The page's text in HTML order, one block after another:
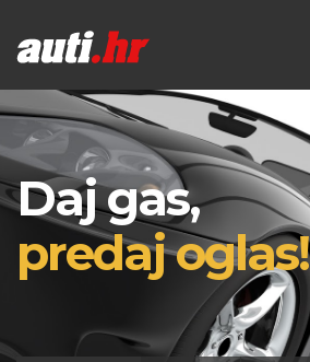
Daj gas,
predaj oglas!